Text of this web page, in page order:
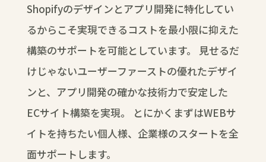
Shopifyのデザインとアプリ開発に特化してい
るからこそ実現できるコストを最小限に抑えた
構築のサポートを可能としています。
見せるだ
けじゃないユーザーファーストの優れたデザイ
ンと、アプリ開発の確かな技術力で安定した
ECサイト構築を実現。
とにかくまずはWEBサ
イトを持ちたい個人様、企業様のスタートを全
面サポートします。